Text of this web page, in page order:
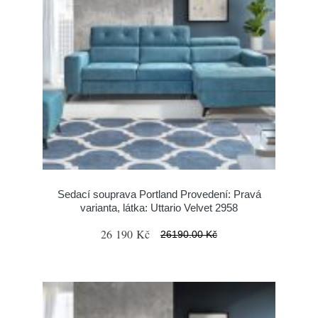
Sedací souprava Portland Provedení: Pravá
varianta, látka: Uttario Velvet 2958
26 190 Kč 26190.00 Kč